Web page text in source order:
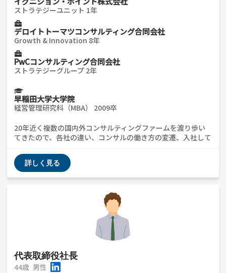
ストラテジーユニット 1年
デロイトトーマツコンサルティング合同会社
Growth & Innovation 8年
PwCコンサルティング合同会社
ストラテジーグループ 2年
早稲田大学大学院
経営管理研究科（MBA） 2009卒
20年近く複数の国内外コンサルティングファームを渡り歩い
てきたので、各社の違い、コンサルの働き方の変遷、入社して
期的なキャリア形成の作り方もお話しできます。ざっくばらん
に質問受け付けてますので、気軽にお声がけください😊
詳しく見る
代表取締役社長
44歳 男性